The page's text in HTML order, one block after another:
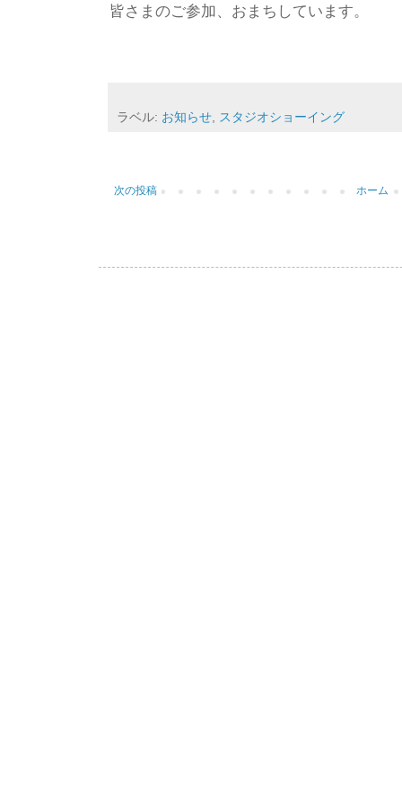
皆さま のご参加、おまちしています。
ラベル: お知らせ, スタジオショーイング
次の投稿 ホーム